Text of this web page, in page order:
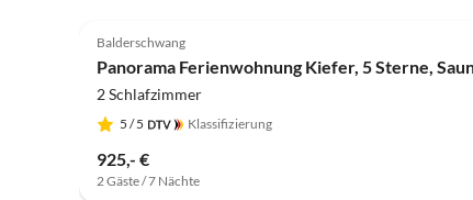
Balderschwang
Panorama Ferienwohnung Kiefer, 5 Sterne,
2 Schlafzimmer
5 / 5 Klassifizierung
925,- €
2 Gäste / 7 Nächte